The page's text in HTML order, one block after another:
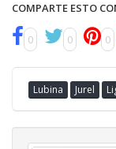
COMPARTE ESTO
0 0 0
Lubina Jurel